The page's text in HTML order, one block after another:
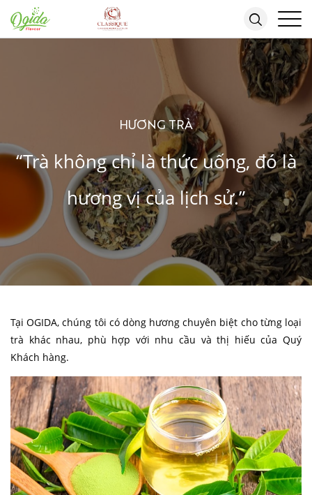
HƯƠNG TRÀ
“Trà không chỉ là thức uống, đó là
hương vị của lịch sử.”
Tại OGIDA, chúng tôi có dòng hương chuyên biệt cho từng loại
trà khác nhau, phù hợp với nhu cầu và thị hiếu của Quý
Khách hàng.